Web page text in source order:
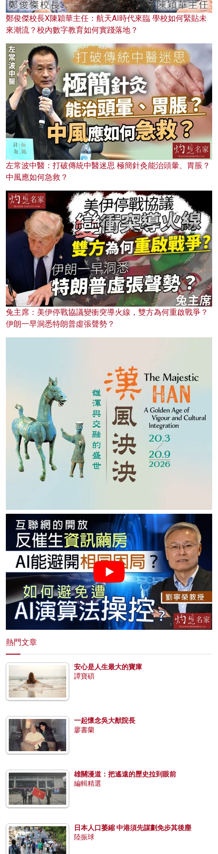
鄭俊傑校長X陳穎華主任：航天AI時代來臨 學校如何緊貼未
來潮流？校內數字教育如何實踐落地？
左常波中醫：打破傳統中醫迷思 極簡針灸能治頭暈、胃脹？
中風應如何急救？
兔主席：美伊停戰協議變衝突導火線，雙方為何重啟戰爭？
伊朗一早洞悉特朗普虛張聲勢？
熱門文章
安心是人生最大的寶庫
譚寶碩
一起懷念吳大猷院長
廖書蘭
雄關漫道：把遙遠的歷史拉到眼前
編輯精選
日本人口萎縮 中港須先謀劃免步其後塵
陸振球